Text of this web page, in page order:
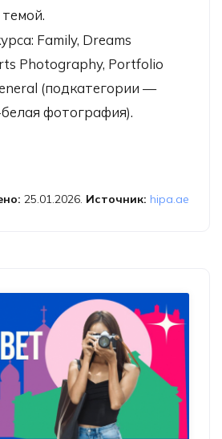
Family, Dreams
Photography, Portfolio
(подкатегории —
фотография).
фотоконкурс
25.01.2026. Источник: hipa.ae